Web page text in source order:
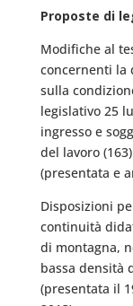
Proposte di
Modifiche al
concernenti la
sulla
legislativo 25
ingresso e
del lavoro (163)
(presentata e
Disposizioni
continuità
di montagna,
bassa densità
(presentata il